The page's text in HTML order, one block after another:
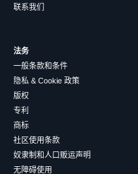
联系我们
法务
一般条款和条件
隐私 & Cookie 政策
版权
专利
商标
社区使用条款
奴隶制和人口贩运声明
无障碍使用